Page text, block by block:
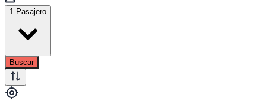
1 Pasajero
Buscar